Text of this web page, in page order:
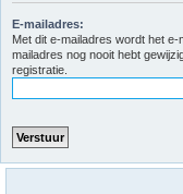
E-mailadres:
Met dit e-mailadres wordt het
mailadres nog nooit hebt
registratie.